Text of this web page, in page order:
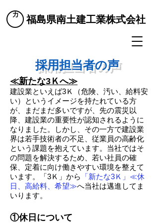
​福島県南土建工業株式会社
​採用担当者の声
≪新たな3Ｋへ≫
建設業といえば3Ｋ（危険、汚い、給料安
い）というイメージを持たれている方
が、まだまだ多いですが、先の震災以
降、建設業の重要性が認知されるように
なりました。しかし、その一方で建設業
界は若手技術者の不足、従業員の高齢化
という課題を抱えています。当社ではそ
の問題を解決するため、若い社員の確
保、定着に向け働きやすい環境を整えて
います。「3Ｋ」から
「新たな3Ｋ」≪休
日、高給料、希望≫へ当社は邁進してま
いります。
①休日について